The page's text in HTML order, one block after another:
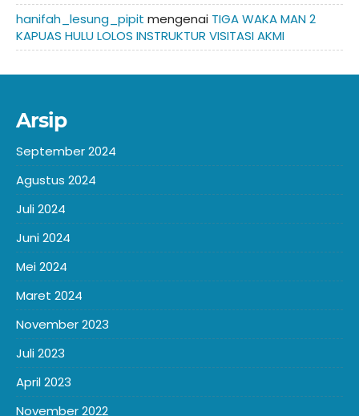
hanifah_lesung_pipit mengenai TIGA WAKA MAN 2
KAPUAS HULU LOLOS INSTRUKTUR VISITASI AKMI
Arsip
September 2024
Agustus 2024
Juli 2024
Juni 2024
Mei 2024
Maret 2024
November 2023
Juli 2023
April 2023
November 2022